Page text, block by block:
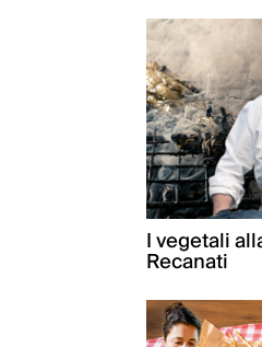
I vegetali
Recanati